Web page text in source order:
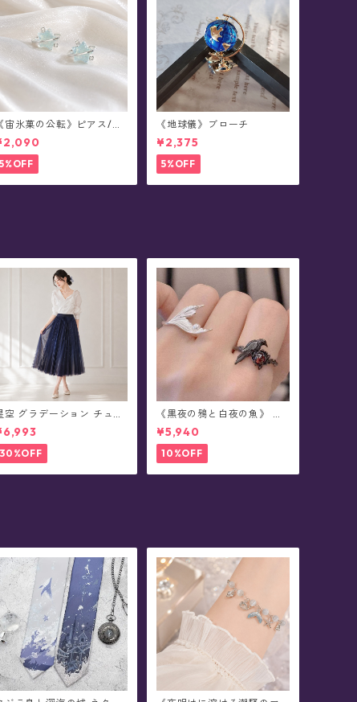
《宙氷菓の公転》ピアス/イ
リング
5%OFF
《地球儀》ブローチ
¥2,375
5%OFF
空 グラデーション チュー
プリーツ スカート - Prox
全4色)
30%OFF
《黒夜の鴉と白夜の魚》 ペ
アデザイン・リング
¥5,940
10%OFF